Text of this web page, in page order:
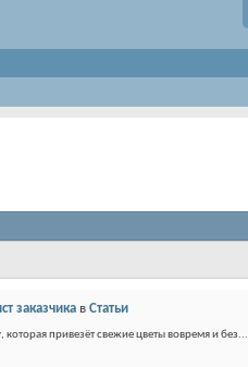
заказчика в Статьи
привезёт свежие цветы вовремя и без...